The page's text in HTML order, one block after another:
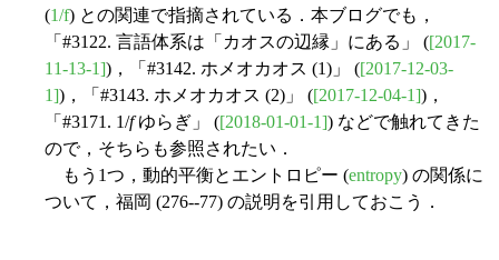
(1/f) との関連で指摘されている．本ブログでも，
「#3122. 言語体系は「カオスの辺縁」にある」 ([2017-
11-13-1])，「#3142. ホメオカオス (1)」 ([2017-12-03-
1])，「#3143. ホメオカオス (2)」 ([2017-12-04-1])，
「#3171. 1/fゆらぎ」 ([2018-01-01-1]) などで触れてきた
ので，そちらも参照されたい．
もう1つ，動的平衡とエントロピー (entropy) の関係に
ついて，福岡 (276--77) の説明を引用しておこう．